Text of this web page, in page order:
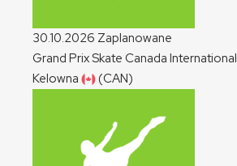
30.10.2026 Zaplanowane
Grand Prix Skate Canada International
Kelowna
(CAN)